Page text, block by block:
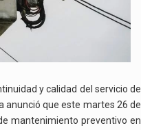
y calidad del servicio de
anunció que este martes 26 de
mantenimiento preventivo en